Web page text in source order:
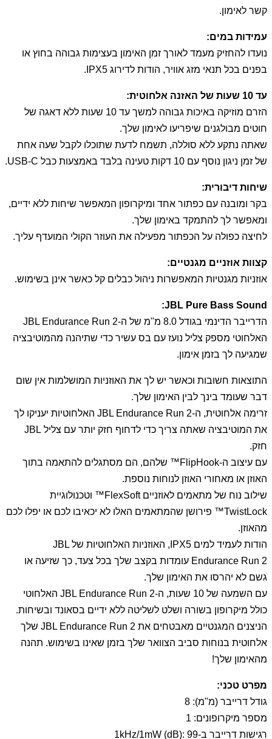
קשר לאימון.
עמידות במים:
נועדו להחזיק מעמד לאורך זמן האימון בעצימות גבוהה בחוץ או
בפנים בכל תנאי מזג אוויר, הודות לדירוג IPX5.
עד 10 שעות של האזנה אלחוטית:
הזרם מוזיקה באיכות גבוהה למשך עד 10 שעות ללא דאגה של
חוטים מבולגנים שיפריעו לאימון שלך.
שאתה נתקע ללא סוללה, תשמח לדעת שתוכלו לקבל שעה אחת
של זמן ניגון נוסף עם 10 דקות טעינה בלבד באמצעות כבל USB-C.
שיחות דיבורית:
בקר ומובנה עם כפתור אחד ומיקרופון המאפשר שיחות ללא ידיים,
ומאפשר לך להתמקד באימון שלך.
לחיצה כפולה על הכפתור מפעילה את העוזר הקולי המועדף עליך.
קצוות אוזניים מגנטיים:
אוזניות מגנטיות המאפשרות ניהול כבלים קל כאשר אינן בשימוש.
JBL Pure Bass Sound:
הדרייבר הדינמי בגודל 8.0 מ"מ של ה-JBL Endurance Run 2
האלחוטי מספק צליל נועז עם בס עשיר כדי שתיהנה מהמוטיבציה
שמגיעה לך בזמן אימון.
התוצאות חשובות וכאשר יש לך את האוזניות המושלמות אין שום
דבר שעומד בינך לבין האימון שלך.
זרימה אלחוטית, ה-JBL Endurance Run 2 האלחוטיות יעניקו לך
את המוטיבציה שאתה צריך כדי לדחוף חזק יותר עם צליל JBL
חזק.
עם עיצוב ה-FlipHook™ שלהם, הם מסתגלים להתאמה בתוך
האוזן או מאחורי האוזן לנוחות נוספת.
שילוב נוח של מתאמים לאוזניים FlexSoft™ וטכנולוגיית
TwistLock™ פירושן שהמתאמים האלו לא יכאיבו לכם או יפלו לכם
מהאוזן.
הודות לעמיד למים IPX5, האוזניות האלחוטיות של JBL
Endurance Run 2 עומדות בקצב שלך בכל צעד, כך שזיעה או
גשם לא יהרסו את האימון שלך.
עם השמעה של 10 שעות, ה-JBL Endurance Run 2 האלחוטי
כולל מיקרופון בשורה ושלט לשליטה ללא ידיים בסאונד ובשיחות.
הניצנים המגנטיים מאבטחים את JBL Endurance Run 2 שלך
אלחוטית בנוחות סביב הצוואר שלך בזמן שאינו בשימוש. תהנה
מהאימון שלך!
מפרט טכני:
גודל דרייבר (מ"מ): 8
מספר מיקרופונים: 1
רגישות דרייבר ב-1kHz/1mW (dB): 99